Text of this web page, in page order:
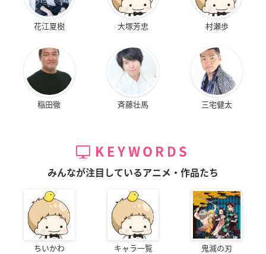
花江夏樹 大塚芳忠 村瀬歩
稲田徹 斉藤壮馬 三宅健太
KEYWORDS
みんなが注目しているアニメ・作品たち
ちいかわ キャラ一覧 鬼滅の刃